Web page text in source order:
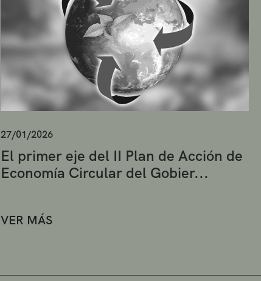
27/01/2026
El primer eje del II Plan de Acción de
Economía Circular del Gobier...
VER MÁS